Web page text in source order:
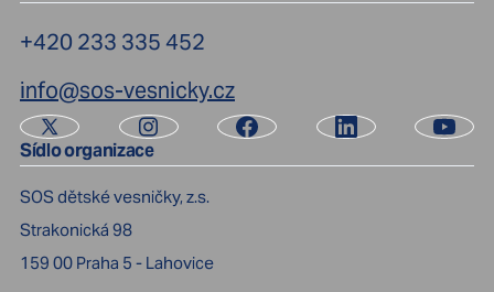
+420 233 335 452
info@sos-vesnicky.cz
Sídlo organizace
SOS dětské vesničky, z.s.
Strakonická 98
159 00 Praha 5 - Lahovice